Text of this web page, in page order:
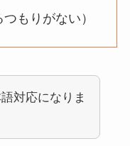
もりがない）
対応になりま